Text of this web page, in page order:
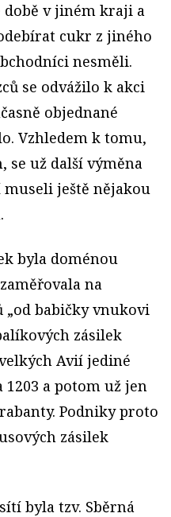
době v jiném kraji a
cukr z jiného
nesměli.
se odvážilo k akci
objednané
Vzhledem k tomu,
se už další výměna
ještě nějakou
byla doménou
na
babičky vnukovi
zásilek
Avií jediné
1203 a potom už jen
Podniky proto
zásilek
byla tzv. Sběrná